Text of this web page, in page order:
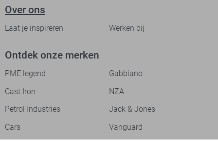
Over ons
Laat je inspireren Werken bij
Ontdek onze merken
PME legend
Gabbiano
Cast Iron
NZA
Petrol Industries
Jack & Jones
Cars
Vanguard